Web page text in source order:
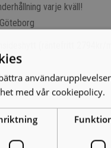
varje kväll!
med vår cookiepolicy.